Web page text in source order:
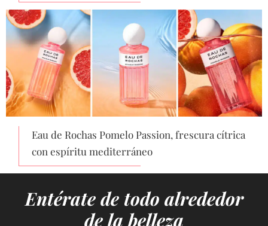
Eau de Rochas Pomelo Passion, frescura cítrica
con espíritu mediterráneo
Entérate de todo alrededor
de la belleza